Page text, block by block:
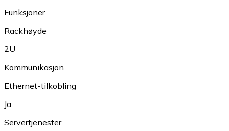
Funksjoner
Rackhøyde
2U
Kommunikasjon
Ethernet-tilkobling
Ja
Servertjenester